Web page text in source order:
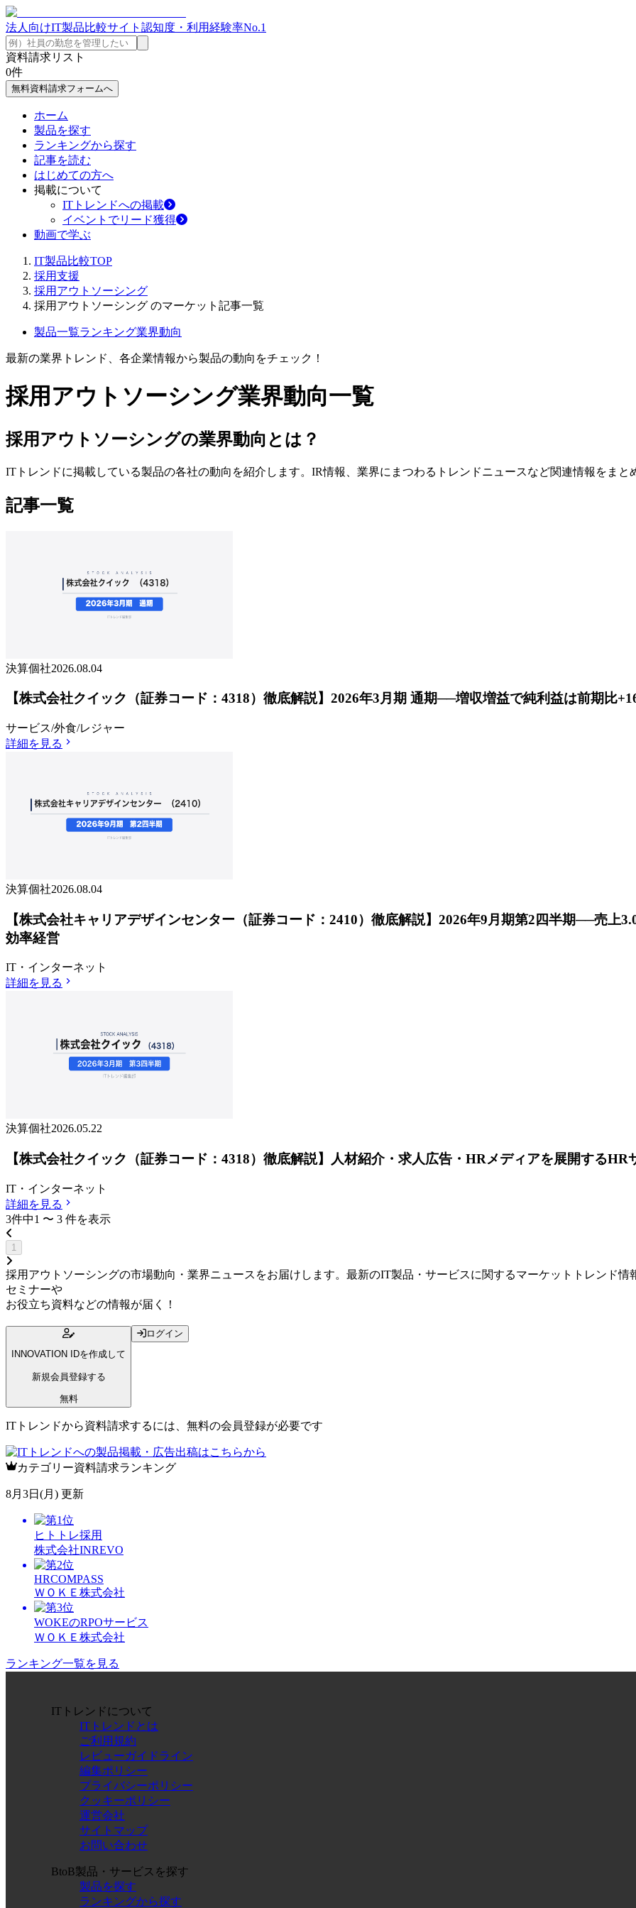
法人向けIT製品比較サイト 認知度・利用経験率No.1
資料請求リスト
0件
無料資料請求フォームへ
ホーム
製品を探す
ランキングから探す
記事を読む
はじめての方へ
掲載について
ITトレンドへの掲載
イベントでリード獲得
動画で学ぶ
IT製品比較TOP
採用支援
採用アウトソーシング
採用アウトソーシング のマーケット記事一覧
製品一覧ランキング業界動向
最新の業界トレンド、各企業情報から製品の動向をチェック！
採用アウトソーシング業界動向一覧
採用アウトソーシングの​業界動向とは？
ITトレンドに掲載している製品の各社の動向を紹介します。IR情報、業界にまつわるトレンドニュースなど関連情報をまと
記事一覧
決算個社2026.08.04
【株式会社クイック（証券コード：4318）徹底解説】2026年3月期 通期──増収増益で純利益は前期比
サービス/外食/レジャー
詳細を見る
決算個社2026.08.04
【株式会社キャリアデザインセンター（証券コード：2410）徹底解説】2026年9月期第2四半期──売
効率経営
IT・インターネット
詳細を見る
決算個社2026.05.22
【株式会社クイック（証券コード：4318）徹底解説】人材紹介・求人広告・HRメディアを展開するHR
IT・インターネット
詳細を見る
3件中1 〜 3 件を表示
1
採用アウトソーシングの市場動向・業界ニュースをお届けします。最新のIT製品・サービスに関するマーケットトレンド情
セミナーや
お役立ち資料などの情報が届く！
INNOVATION IDを作成して
新規会員登録する
無料
ログイン
ITトレンドから資料請求するには、無料の会員登録が必要です
カテゴリー資料請求ランキング
8月3日(月) 更新
ヒトトレ採用
株式会社INREVO
HRCOMPASS
ＷＯＫＥ株式会社
WOKEのRPOサービス
ＷＯＫＥ株式会社
ランキング一覧を見る
ITトレンドについて
ITトレンドとは
ご利用規約
レビューガイドライン
編集ポリシー
プライバシーポリシー
クッキーポリシー
運営会社
サイトマップ
お問い合わせ
BtoB製品・サービスを探す
製品を探す
ランキングから探す